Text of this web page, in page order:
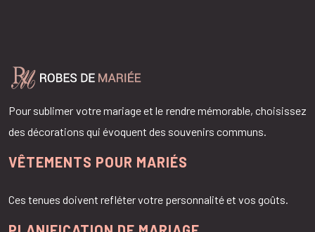
Pour sublimer votre mariage et le rendre mémorable, choisissez
des décorations qui évoquent des souvenirs communs.
VÊTEMENTS POUR MARIÉS
Ces tenues doivent refléter votre personnalité et vos goûts.